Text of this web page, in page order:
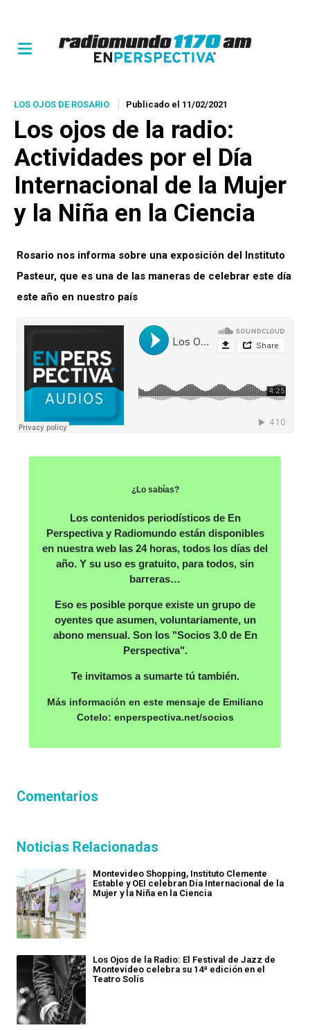
LOS OJOS DE ROSARIO Publicado el 11/02/2021
Los ojos de la radio:
Actividades por el Día
Internacional de la Mujer
y la Niña en la Ciencia
Rosario nos informa sobre una exposición del Instituto
Pasteur, que es una de las maneras de celebrar este día
este año en nuestro país
¿Lo sabías?
Los contenidos periodísticos de En
Perspectiva y Radiomundo están disponibles
en nuestra web las 24 horas, todos los días del
año. Y su uso es gratuito, para todos, sin
barreras…
Eso es posible porque existe un grupo de
oyentes que asumen, voluntariamente, un
abono mensual. Son los "Socios 3.0 de En
Perspectiva".
Te invitamos a sumarte tú también.
Más información en este mensaje de Emiliano
Cotelo: enperspectiva.net/socios
Comentarios
Noticias Relacionadas
Montevideo Shopping, Instituto Clemente
Estable y OEI celebran Día Internacional de la
Mujer y la Niña en la Ciencia
Los Ojos de la Radio: El Festival de Jazz de
Montevideo celebra su 14ª edición en el
Teatro Solís